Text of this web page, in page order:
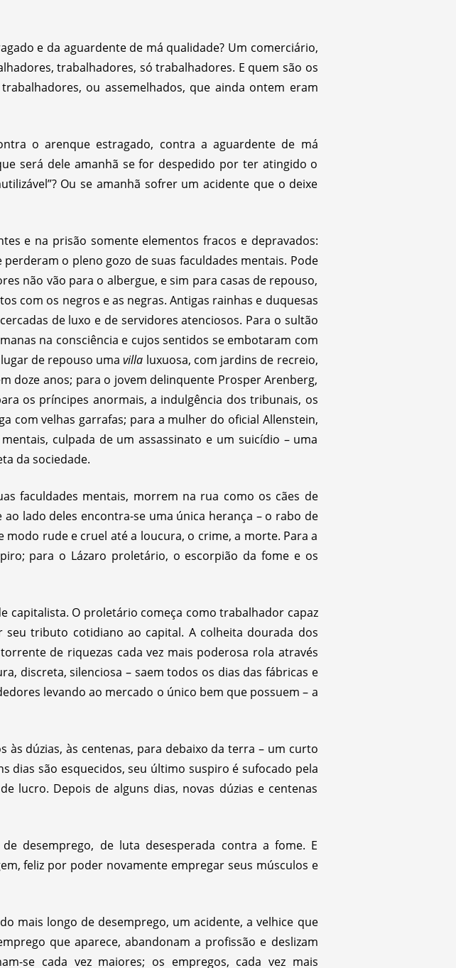
e da aguardente de má qualidade? Um comerciário,
trabalhadores, só trabalhadores. E quem são os
ou assemelhados, que ainda ontem eram
o arenque estragado, contra a aguardente de má
será dele amanhã se for despedido por ter atingido o
Ou se amanhã sofrer um acidente que o deixe
e na prisão somente elementos fracos e depravados:
o pleno gozo de suas faculdades mentais. Pode
não vão para o albergue, e sim para casas de repouso,
com os negros e as negras. Antigas rainhas e duquesas
de luxo e de servidores atenciosos. Para o sultão
na consciência e cujos sentidos se embotaram com
de repouso umavilla luxuosa, com jardins de recreio,
doze anos; para o jovem delinquente Prosper Arenberg,
os príncipes anormais, a indulgência dos tribunais, os
com velhas garrafas; para a mulher do oficial Allenstein,
culpada de um assassinato e um suicídio – uma
da sociedade.
faculdades mentais, morrem na rua como os cães de
lado deles encontra-se uma única herança – o rabo de
modo rude e cruel até a loucura, o crime, a morte. Para a
para o Lázaro proletário, o escorpião da fome e os
capitalista. O proletário começa como trabalhador capaz
tributo cotidiano ao capital. A colheita dourada dos
de riquezas cada vez mais poderosa rola através
discreta, silenciosa – saem todos os dias das fábricas e
levando ao mercado o único bem que possuem – a
dúzias, às centenas, para debaixo da terra – um curto
dias são esquecidos, seu último suspiro é sufocado pela
lucro. Depois de alguns dias, novas dúzias e centenas
desemprego, de luta desesperada contra a fome. E
feliz por poder novamente empregar seus músculos e
mais longo de desemprego, um acidente, a velhice que
que aparece, abandonam a profissão e deslizam
se cada vez maiores; os empregos, cada vez mais